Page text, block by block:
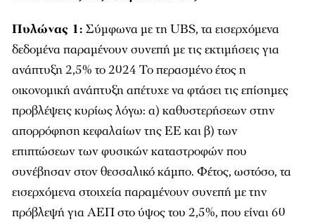
Πυλώνας 1: Σύμφωνα με τη UBS, τα εισερχόμενα
δεδομένα παραμένουν συνεπή με τις εκτιμήσεις για
ανάπτυξη 2,5% το 2024 Το περασμένο έτος η
οικονομική ανάπτυξη απέτυχε να φτάσει τις επίσημες
προβλέψεις κυρίως λόγω: α) καθυστερήσεων στην
απορρόφηση κεφαλαίων της ΕΕ και β) των
επιπτώσεων των φυσικών καταστροφών που
συνέβησαν στον θεσσαλικό κάμπο. Φέτος, ωστόσο, τα
εισερχόμενα στοιχεία παραμένουν συνεπή με την
πρόβλεψή για ΑΕΠ στο ύψος του 2,5%, που είναι 60